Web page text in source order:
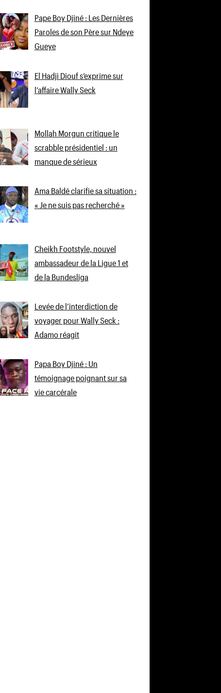
Pape Boy Djiné : Les Dernières
Paroles de son Père sur Ndeye
Gueye
El Hadji Diouf s’exprime sur
l’affaire Wally Seck
Mollah Morgun critique le
scrabble présidentiel : un
manque de sérieux
Ama Baldé clarifie sa situation :
« Je ne suis pas recherché »
Cheikh Footstyle, nouvel
ambassadeur de la Ligue 1 et
de la Bundesliga
Levée de l’interdiction de
voyager pour Wally Seck :
Adamo réagit
Papa Boy Djiné : Un
témoignage poignant sur sa
vie carcérale